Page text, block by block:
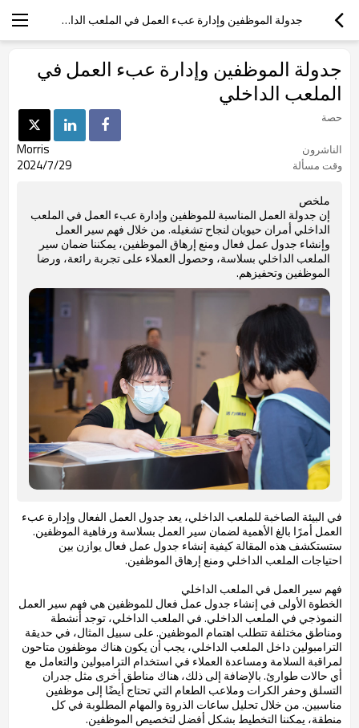
جدولة الموظفين وإدارة عبء العمل في الملعب الداخلي
جدولة الموظفين وإدارة عبء العمل في
الملعب الداخلي
حصة
الناشرون
Morris
وقت مسألة 2024/7/29
ملخص
إن جدولة العمل المناسبة للموظفين وإدارة عبء العمل في الملعب
الداخلي أمران حيويان لنجاح تشغيله. من خلال فهم سير العمل
وإنشاء جدول عمل فعال ومنع إرهاق الموظفين، يمكننا ضمان سير
الملعب الداخلي بسلاسة، وحصول العملاء على تجربة رائعة، ورضا
الموظفين وتحفيزهم.
في البيئة الصاخبة للملعب الداخلي، يعد جدول العمل الفعال وإدارة عبء
العمل أمرًا بالغ الأهمية لضمان سير العمل بسلاسة ورفاهية الموظفين.
ستستكشف هذه المقالة كيفية إنشاء جدول عمل فعال يوازن بين
احتياجات الملعب الداخلي ومنع إرهاق الموظفين.
فهم سير العمل في الملعب الداخلي
الخطوة الأولى في إنشاء جدول عمل فعال للموظفين هي فهم سير العمل
النموذجي في الملعب الداخلي. في الملعب الداخلي، توجد أنشطة
ومناطق مختلفة تتطلب اهتمام الموظفين. على سبيل المثال، في حديقة
الترامبولين داخل الملعب الداخلي، يجب أن يكون هناك موظفون متاحون
لمراقبة السلامة ومساعدة العملاء في استخدام الترامبولين والتعامل مع
أي حالات طوارئ. بالإضافة إلى ذلك، هناك مناطق أخرى مثل جدران
التسلق وحفر الكرات وملاعب الطعام التي تحتاج أيضًا إلى موظفين
مناسبين. من خلال تحليل ساعات الذروة والمهام المطلوبة في كل
منطقة، يمكننا التخطيط بشكل أفضل لتخصيص الموظفين.